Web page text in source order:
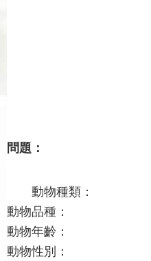
問題：
動物種類：
動物品種：
動物年齡：
動物性別：